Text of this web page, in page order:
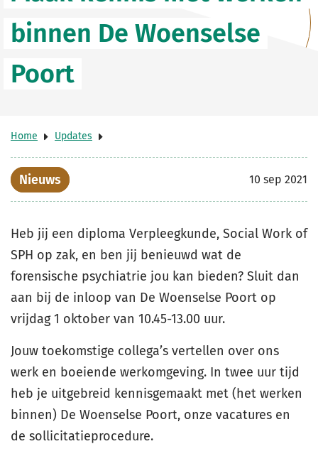
binnen De Woenselse
Poort
Home Updates
Nieuws 10 sep 2021
Heb jij een diploma Verpleegkunde, Social Work of
SPH op zak, en ben jij benieuwd wat de
forensische psychiatrie jou kan bieden? Sluit dan
aan bij de inloop van De Woenselse Poort op
vrijdag 1 oktober van 10.45-13.00 uur.
Jouw toekomstige collega’s vertellen over ons
werk en boeiende werkomgeving. In twee uur tijd
heb je uitgebreid kennisgemaakt met (het werken
binnen) De Woenselse Poort, onze vacatures en
de sollicitatieprocedure.